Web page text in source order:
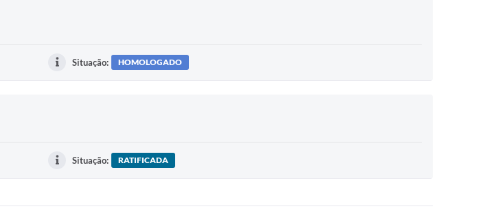
Situação: HOMOLOGADO
Situação: RATIFICADA